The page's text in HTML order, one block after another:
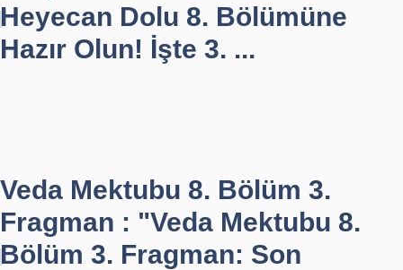
Heyecan Dolu 8. Bölümüne
Hazır Olun! İşte 3. ...
Veda Mektubu 8. Bölüm 3.
Fragman : "Veda Mektubu 8.
Bölüm 3. Fragman: Son